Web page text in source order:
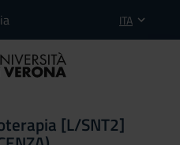
ITA
[L/SNT2]